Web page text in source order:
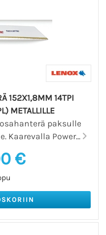
152X1,8MM 14TPI
METALLILLE
paksulle
Kaarevalla Power...
€